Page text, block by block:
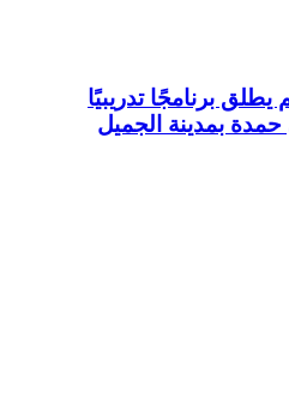
برنامجًا تدريبيًا
حمدة بمدينة الجميل